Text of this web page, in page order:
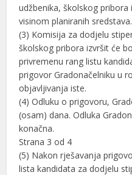
udžbenika, školskog
visinom planiranih sredstava.
(3) Komisija za dodjelu
školskog pribora izvršit će
privremenu rang listu
prigovor Gradonačelniku u
objavljivanja iste.
(4) Odluku o prigovoru,
(osam) dana. Odluka
konačna.
Strana 3 od 4
(5) Nakon rješavanja
lista kandidata za dodjelu